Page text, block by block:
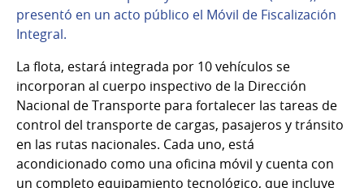
presentó en un acto público el Móvil de Fiscalización
Integral.
La flota, estará integrada por 10 vehículos se
incorporan al cuerpo inspectivo de la Dirección
Nacional de Transporte para fortalecer las tareas de
control del transporte de cargas, pasajeros y tránsito
en las rutas nacionales. Cada uno, está
acondicionado como una oficina móvil y cuenta con
un completo equipamiento tecnológico, que incluye